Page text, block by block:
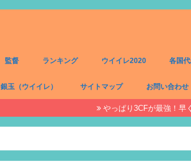
監督 ランキング ウイイレ2020 各国
銀玉（ウイイレ） サイトマップ お問い合わせ
やっぱり3CFが最強！早